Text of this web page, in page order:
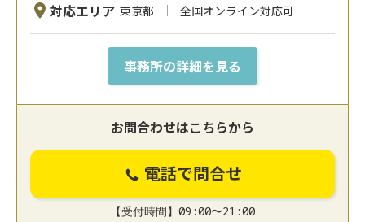
対応エリア 東京都 全国オンライン対応可
事務所の詳細を見る
お問合わせはこちらから
電話で問合せ
【受付時間】09:00〜21:00